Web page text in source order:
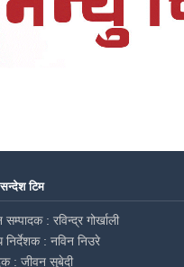
टिम
सम्पादक : रविन्द्र गोर्खाली
निर्देशक : नविन निउरे
: जीवन सुबेदी